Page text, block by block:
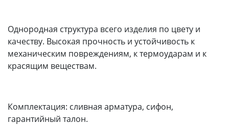
Однородная структура всего изделия по цвету и
качеству. Высокая прочность и устойчивость к
механическим повреждениям, к термоударам и к
красящим веществам.
Комплектация: сливная арматура, сифон,
гарантийный талон.